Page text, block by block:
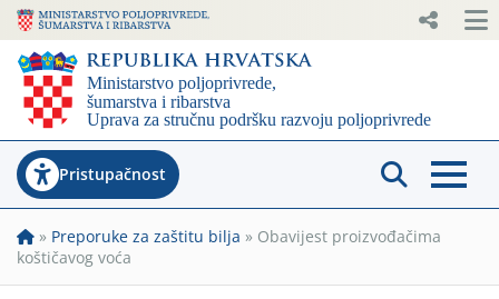
Pristupačnost
» Preporuke za zaštitu bilja » Obavijest proizvođačima
koštičavog voća